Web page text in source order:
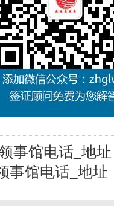
事馆电话_地址
事馆电话_地址